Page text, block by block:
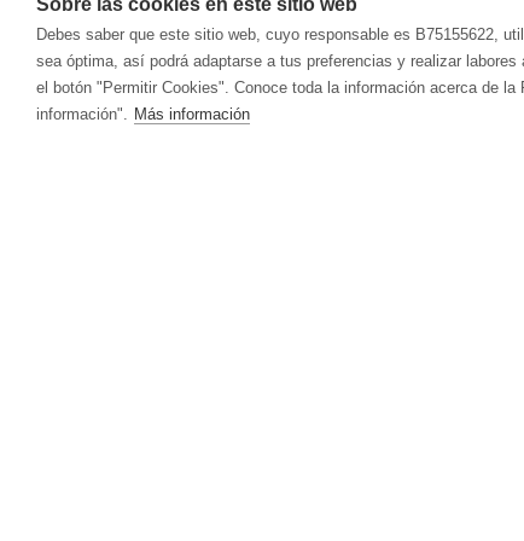
Sobre las cookies en este sitio web
Debes saber que este sitio web, cuyo responsable es B75155622,
sea óptima, así podrá adaptarse a tus preferencias y realizar
el botón "Permitir Cookies". Conoce toda la información acerca de
información". Más información